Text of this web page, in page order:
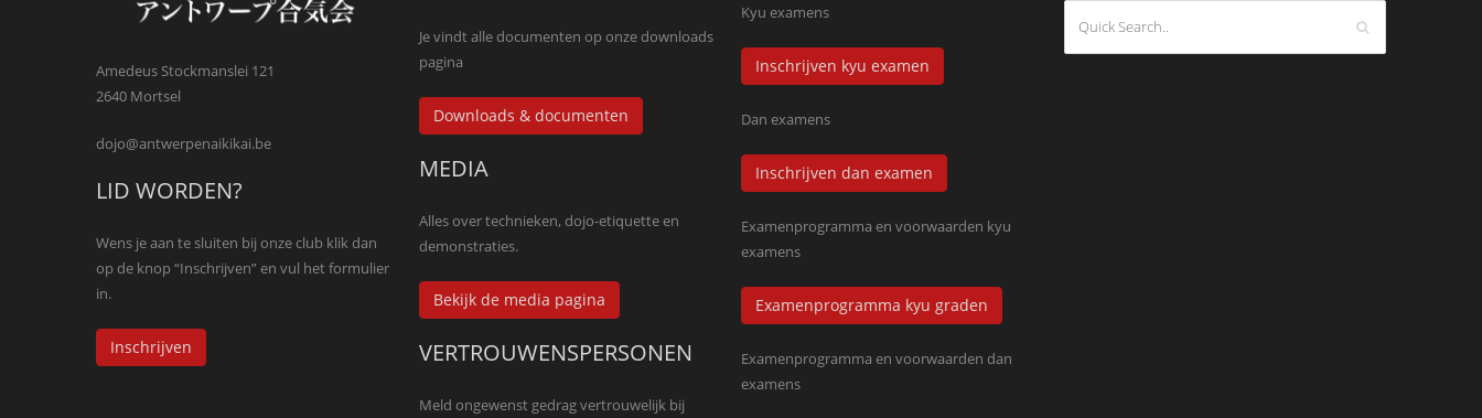
Amedeus Stockmanslei 121
2640 Mortsel
dojo@antwerpenaikikai.be
LID WORDEN?
Wens je aan te sluiten bij onze club klik dan
op de knop “Inschrijven” en vul het formulier
in.
Inschrijven
Je vindt alle documenten op onze downloads
pagina
Downloads & documenten
MEDIA
Alles over technieken, dojo-etiquette en
demonstraties.
Bekijk de media pagina
VERTROUWENSPERSONEN
Meld ongewenst gedrag vertrouwelijk bij
Kyu examens
Inschrijven kyu examen
Dan examens
Inschrijven dan examen
Examenprogramma en voorwaarden kyu
examens
Examenprogramma kyu graden
Examenprogramma en voorwaarden dan
examens